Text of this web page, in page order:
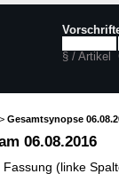
§ / Artikel
> Gesamtsynopse
06.08.2016
(linke